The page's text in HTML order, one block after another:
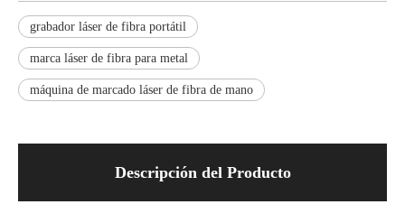
grabador láser de fibra portátil
marca láser de fibra para metal
máquina de marcado láser de fibra de mano
Descripción del Producto